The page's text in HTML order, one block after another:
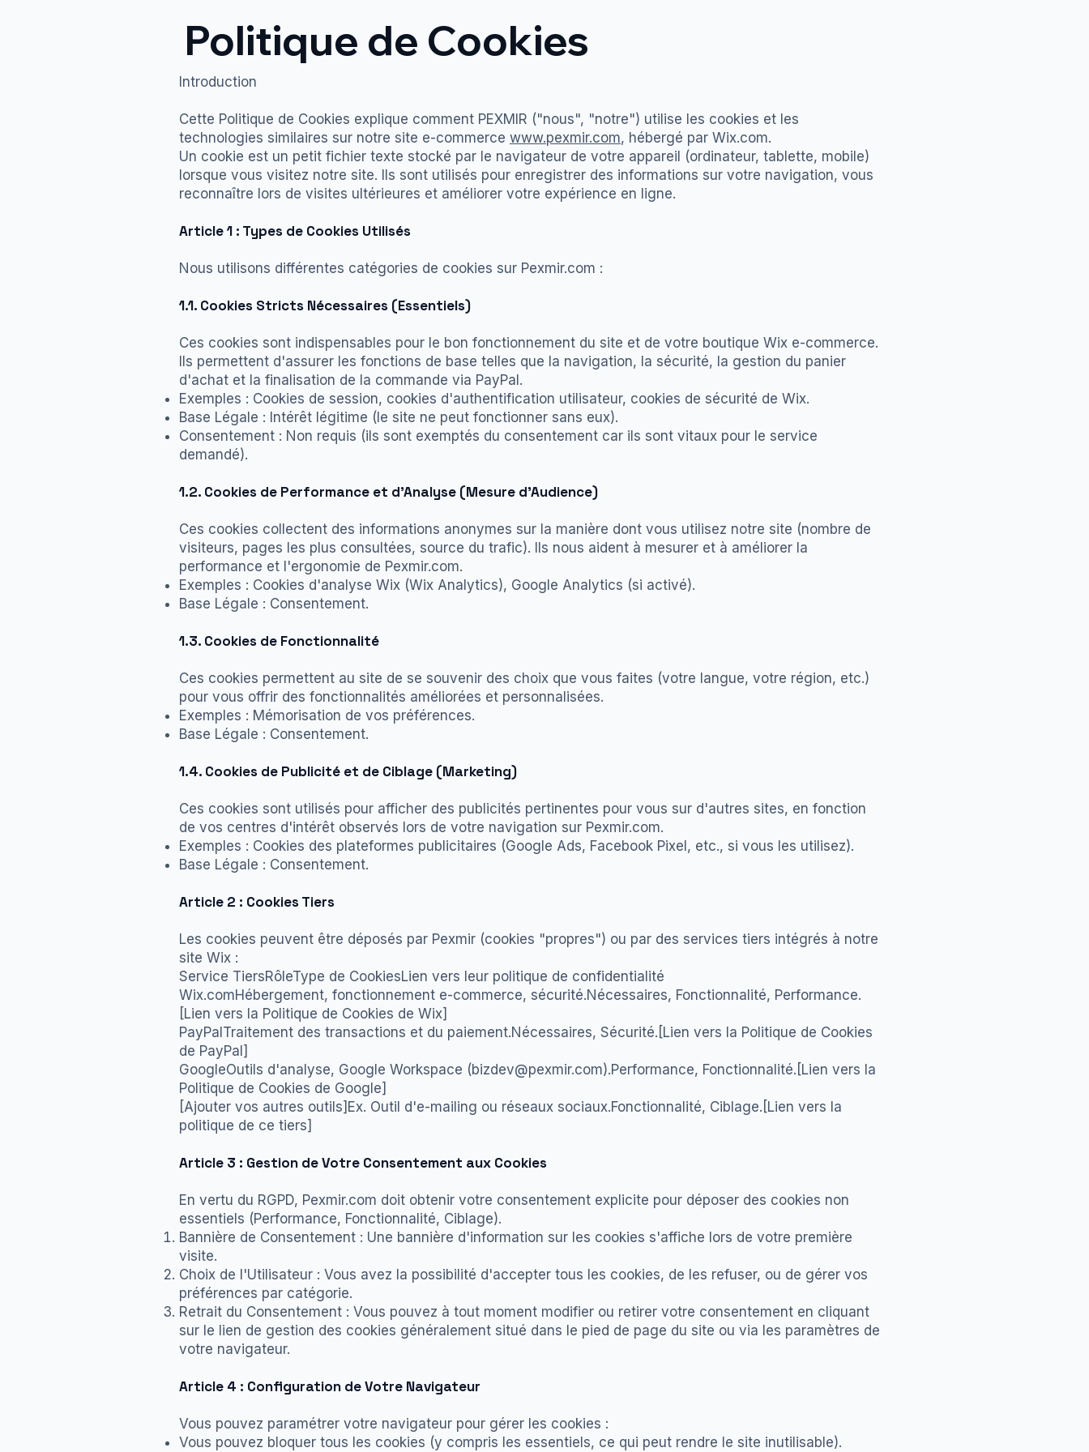
Politique de Cookies
Introduction
Cette Politique de Cookies explique comment PEXMIR ("nous", "notre") utilise les cookies et les
technologies similaires sur notre site e-commerce www.pexmir.com, hébergé par Wix.com.
Un cookie est un petit fichier texte stocké par le navigateur de votre appareil (ordinateur, tablette, mobile)
lorsque vous visitez notre site. Ils sont utilisés pour enregistrer des informations sur votre navigation, vous
reconnaître lors de visites ultérieures et améliorer votre expérience en ligne.
Article 1 : Types de Cookies Utilisés
Nous utilisons différentes catégories de cookies sur Pexmir.com :
1.1. Cookies Stricts Nécessaires (Essentiels)
Ces cookies sont indispensables pour le bon fonctionnement du site et de votre boutique Wix e-commerce.
Ils permettent d'assurer les fonctions de base telles que la navigation, la sécurité, la gestion du panier
d'achat et la finalisation de la commande via PayPal.
Exemples : Cookies de session, cookies d'authentification utilisateur, cookies de sécurité de Wix.
Base Légale : Intérêt légitime (le site ne peut fonctionner sans eux).
Consentement : Non requis (ils sont exemptés du consentement car ils sont vitaux pour le service
demandé).
1.2. Cookies de Performance et d'Analyse (Mesure d'Audience)
Ces cookies collectent des informations anonymes sur la manière dont vous utilisez notre site (nombre de
visiteurs, pages les plus consultées, source du trafic). Ils nous aident à mesurer et à améliorer la
performance et l'ergonomie de Pexmir.com.
Exemples : Cookies d'analyse Wix (Wix Analytics), Google Analytics (si activé).
Base Légale : Consentement.
1.3. Cookies de Fonctionnalité
Ces cookies permettent au site de se souvenir des choix que vous faites (votre langue, votre région, etc.)
pour vous offrir des fonctionnalités améliorées et personnalisées.
Exemples : Mémorisation de vos préférences.
Base Légale : Consentement.
1.4. Cookies de Publicité et de Ciblage (Marketing)
Ces cookies sont utilisés pour afficher des publicités pertinentes pour vous sur d'autres sites, en fonction
de vos centres d'intérêt observés lors de votre navigation sur Pexmir.com.
Exemples : Cookies des plateformes publicitaires (Google Ads, Facebook Pixel, etc., si vous les utilisez).
Base Légale : Consentement.
Article 2 : Cookies Tiers
Les cookies peuvent être déposés par Pexmir (cookies "propres") ou par des services tiers intégrés à notre
site Wix :
Service TiersRôleType de CookiesLien vers leur politique de confidentialité
Wix.comHébergement, fonctionnement e-commerce, sécurité.Nécessaires, Fonctionnalité, Performance.
[Lien vers la Politique de Cookies de Wix]
PayPalTraitement des transactions et du paiement.Nécessaires, Sécurité.[Lien vers la Politique de Cookies
de PayPal]
GoogleOutils d'analyse, Google Workspace (bizdev@pexmir.com).Performance, Fonctionnalité.[Lien vers la
Politique de Cookies de Google]
[Ajouter vos autres outils]Ex. Outil d'e-mailing ou réseaux sociaux.Fonctionnalité, Ciblage.[Lien vers la
politique de ce tiers]
Article 3 : Gestion de Votre Consentement aux Cookies
En vertu du RGPD, Pexmir.com doit obtenir votre consentement explicite pour déposer des cookies non
essentiels (Performance, Fonctionnalité, Ciblage).
Bannière de Consentement : Une bannière d'information sur les cookies s'affiche lors de votre première
visite.
Choix de l'Utilisateur : Vous avez la possibilité d'accepter tous les cookies, de les refuser, ou de gérer vos
préférences par catégorie.
Retrait du Consentement : Vous pouvez à tout moment modifier ou retirer votre consentement en cliquant
sur le lien de gestion des cookies généralement situé dans le pied de page du site ou via les paramètres de
votre navigateur.
Article 4 : Configuration de Votre Navigateur
Vous pouvez paramétrer votre navigateur pour gérer les cookies :
Vous pouvez bloquer tous les cookies (y compris les essentiels, ce qui peut rendre le site inutilisable).